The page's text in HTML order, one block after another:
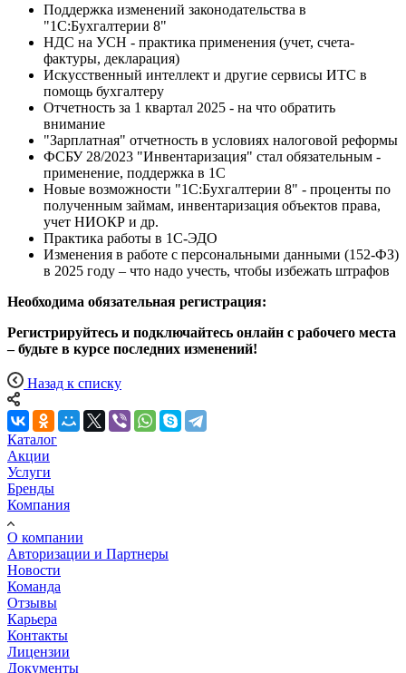
Поддержка изменений законодательства в
"1С:Бухгалтерии 8"
НДС на УСН - практика применения (учет, счета-
фактуры, декларация)
Искусственный интеллект и другие сервисы ИТС в
помощь бухгалтеру
Отчетность за 1 квартал 2025 - на что обратить
внимание
"Зарплатная" отчетность в условиях налоговой реформы
ФСБУ 28/2023 "Инвентаризация" стал обязательным -
применение, поддержка в 1С
Новые возможности "1С:Бухгалтерии 8" - проценты по
полученным займам, инвентаризация объектов права,
учет НИОКР и др.
Практика работы в 1С-ЭДО
Изменения в работе с персональными данными (152-ФЗ)
в 2025 году – что надо учесть, чтобы избежать штрафов
Необходима обязательная регистрация:
Регистрируйтесь и подключайтесь онлайн с рабочего места
– будьте в курсе последних изменений!
Назад к списку
Каталог
Акции
Услуги
Бренды
Компания
О компании
Авторизации и Партнеры
Новости
Команда
Отзывы
Карьера
Контакты
Лицензии
Документы